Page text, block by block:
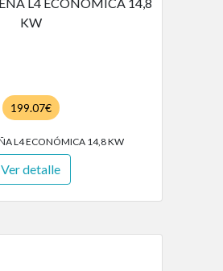
199.07€
L4 ECONÓMICA 14,8 KW
Ver detalle